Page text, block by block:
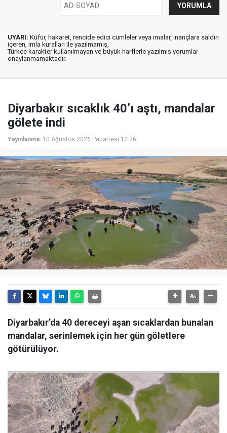
UYARI: Küfür, hakaret, rencide edici cümleler veya imalar, inançlara saldırı
içeren, imla kuralları ile yazılmamış,
Türkçe karakter kullanılmayan ve büyük harflerle yazılmış yorumlar
onaylanmamaktadır.
Diyarbakır sıcaklık 40’ı aştı, mandalar
gölete indi
Yayınlanma: 10 Ağustos 2026 Pazartesi 12:26
Diyarbakır’da 40 dereceyi aşan sıcaklardan bunalan
mandalar, serinlemek için her gün göletlere
götürülüyor.